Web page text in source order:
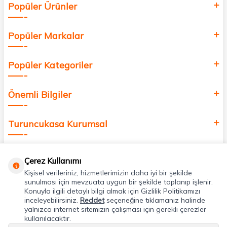
değer katmak için bize katılın!
Popüler Ürünler
Popüler Markalar
Popüler Kategoriler
Önemli Bilgiler
Turuncukasa Kurumsal
Uygulamalarımız
Adres & İletişim
Çerez Kullanımı
Kişisel verileriniz, hizmetlerimizin daha iyi bir şekilde
sunulması için mevzuata uygun bir şekilde toplanıp işlenir.
Konuyla ilgili detaylı bilgi almak için Gizlilik Politikamızı
inceleyebilirsiniz. Reddetseçeneğine tıklamanız halinde
yalnızca internet sitemizin çalışması için gerekli çerezler
kullanılacaktır.